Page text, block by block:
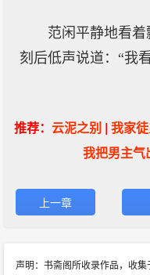
范闲平静地看
刻后低声说道：“我
推荐： 云泥之别 | 我家
我把男主
上一章
声明：书斋阁所收录作品，收